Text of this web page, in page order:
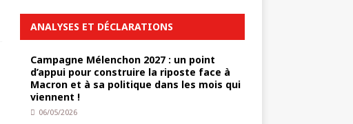
ANALYSES ET DÉCLARATIONS
Campagne Mélenchon 2027 : un point
d’appui pour construire la riposte face à
Macron et à sa politique dans les mois qui
viennent !
06/05/2026